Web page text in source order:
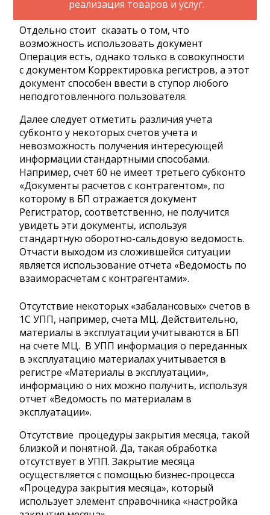
реализация товаров и услуг.
Отдельно стоит сказать о том, что
возможность использовать документ
Операция есть, однако только в совокупности
с документом Корректировка регистров, а этот
документ способен ввести в ступор любого
неподготовленного пользователя.
Далее следует отметить различия учета
субконто у некоторых счетов учета и
невозможность получения интересующей
информации стандартными способами.
Например, счет 60 не имеет третьего субконто
«Документы расчетов с контрагентом», по
которому в БП отражается документ
Регистратор, соответственно, не получится
увидеть эти документы, используя
стандартную оборотно-сальдовую ведомость.
Отчасти выходом из сложившейся ситуации
является использование отчета «Ведомость по
взаиморасчетам с контрагентами».
Отсутствие некоторых «забалансовых» счетов в
1С УПП, например, счета МЦ. Действительно,
материалы в эксплуатации учитываются в БП
на счете МЦ. В УПП информация о переданных
в эксплуатацию материалах учитывается в
регистре «Материалы в эксплуатации»,
информацию о них можно получить, используя
отчет «Ведомость по материалам в
эксплуатации».
Отсутствие процедуры закрытия месяца, такой
близкой и понятной. Да, такая обработка
отсутствует в УПП. Закрытие месяца
осуществляется с помощью бизнес-процесса
«Процедура закрытия месяца», который
использует элемент справочника «настройка